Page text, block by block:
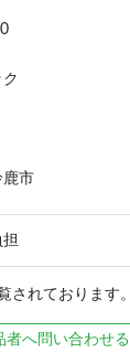
鹿市
されております。
者へ問い合わせる